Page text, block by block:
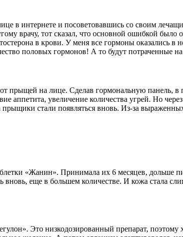
в интернете и посоветовавшись со своим
врачу, тот сказал, что основной ошибкой было
в крови. У меня все гормоны оказались в
половых гормонов! А то будут потраченные
прыщей на лице. Сделав гормональную панель,
аппетита, увеличение количества угрей. Но
стали появляться вновь. Из-за
«Жанин». Принимала их 6 месяцев, дольше
еще в большем количестве. И кожа стала
Это низкодозированный препарат,